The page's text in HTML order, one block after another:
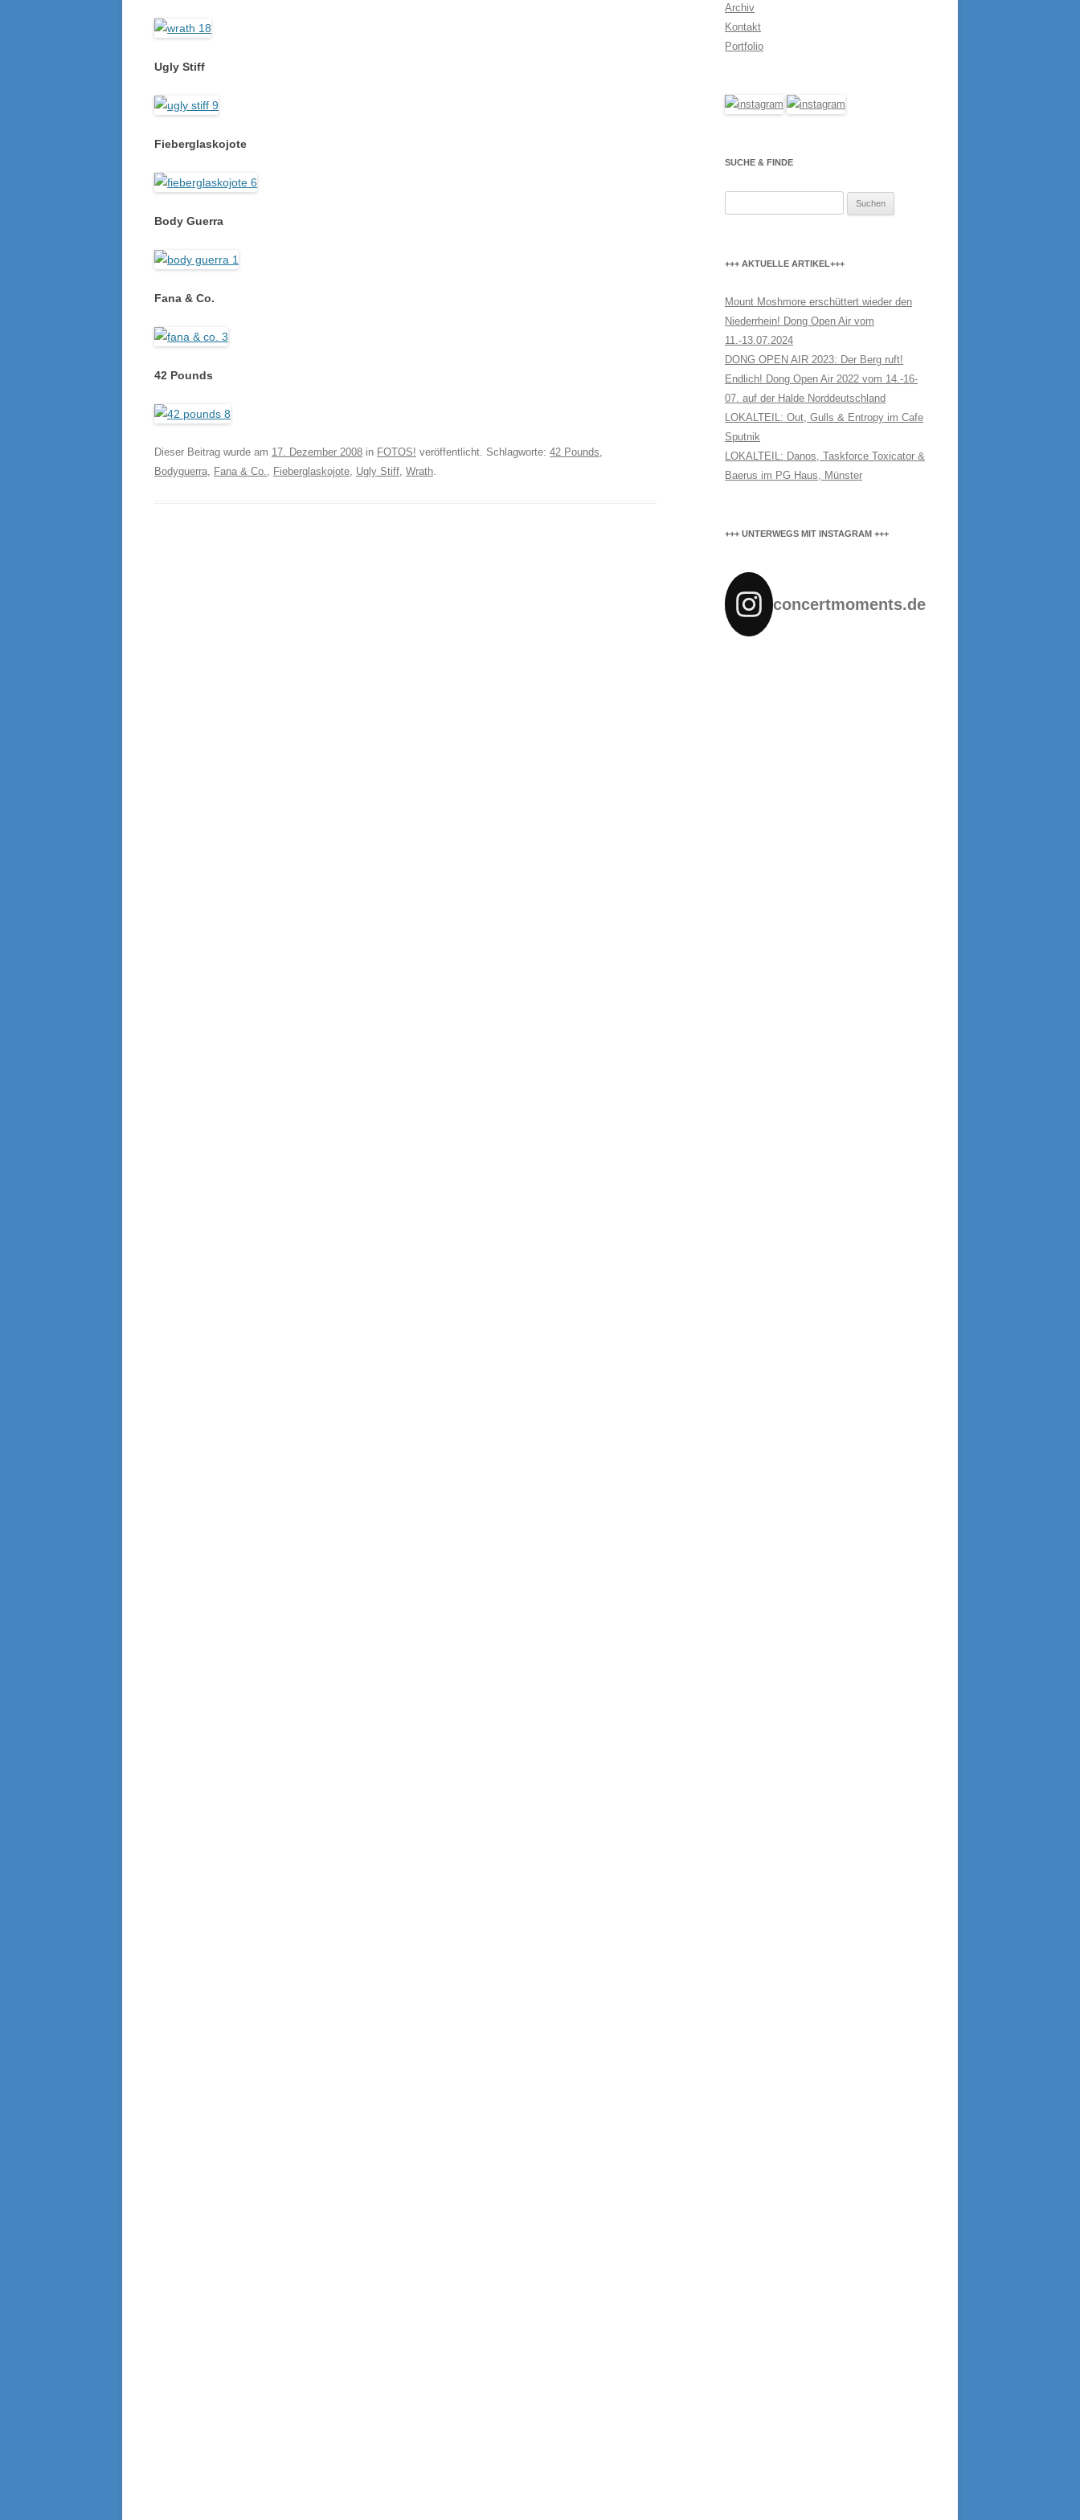
Ugly Stiff
Fieberglaskojote
Body Guerra
Fana & Co.
42 Pounds
Dieser Beitrag wurde am 17. Dezember 2008 in FOTOS! veröffentlicht. Schlagworte: 42 Pounds,
Bodyguerra, Fana & Co., Fieberglaskojote, Ugly Stiff, Wrath.
Archiv
Kontakt
Portfolio
SUCHE & FINDE
+++ AKTUELLE ARTIKEL+++
Mount Moshmore erschüttert wieder den
Niederrhein! Dong Open Air vom
11.-13.07.2024
DONG OPEN AIR 2023: Der Berg ruft!
Endlich! Dong Open Air 2022 vom 14.-16-
07. auf der Halde Norddeutschland
LOKALTEIL: Out, Gulls & Entropy im Cafe
Sputnik
LOKALTEIL: Danos, Taskforce Toxicator &
Baerus im PG Haus, Münster
+++ UNTERWEGS MIT INSTAGRAM +++
concertmoments.de